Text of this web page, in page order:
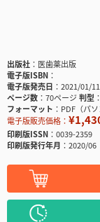
出版社
医歯薬出版
電子版ISBN
電子版発売日
2021/01/11
ページ数
70ページ判型
フォーマット
PDF（パ
電子版販売価格：
印刷版ISSN
0039-2359
印刷版発行年月
2020/06